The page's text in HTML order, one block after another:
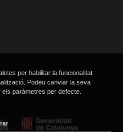
per habilitar la funcionalitat
Podeu canviar la seva
paràmetres per defecte.